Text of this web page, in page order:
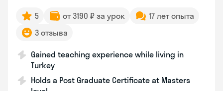
5 от 3190 ₽ за урок
17 лет опыта
3 отзыва
Gained teaching experience while living in
Turkey
Holds a Post Graduate Certificate at Masters